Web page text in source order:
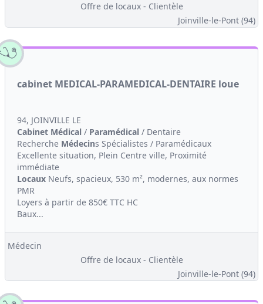
Offre de locaux - Clientèle
Joinville-le-Pont (94)
cabinet MEDICAL-PARAMEDICAL-DENTAIRE loue
94, JOINVILLE LE
Cabinet Médical / Paramédical / Dentaire
Recherche Médecins Spécialistes / Paramédicaux
Excellente situation, Plein Centre ville, Proximité
immédiate
Locaux Neufs, spacieux, 530 m², modernes, aux normes
PMR
Loyers à partir de 850€ TTC HC
Baux...
Médecin
Offre de locaux - Clientèle
Joinville-le-Pont (94)